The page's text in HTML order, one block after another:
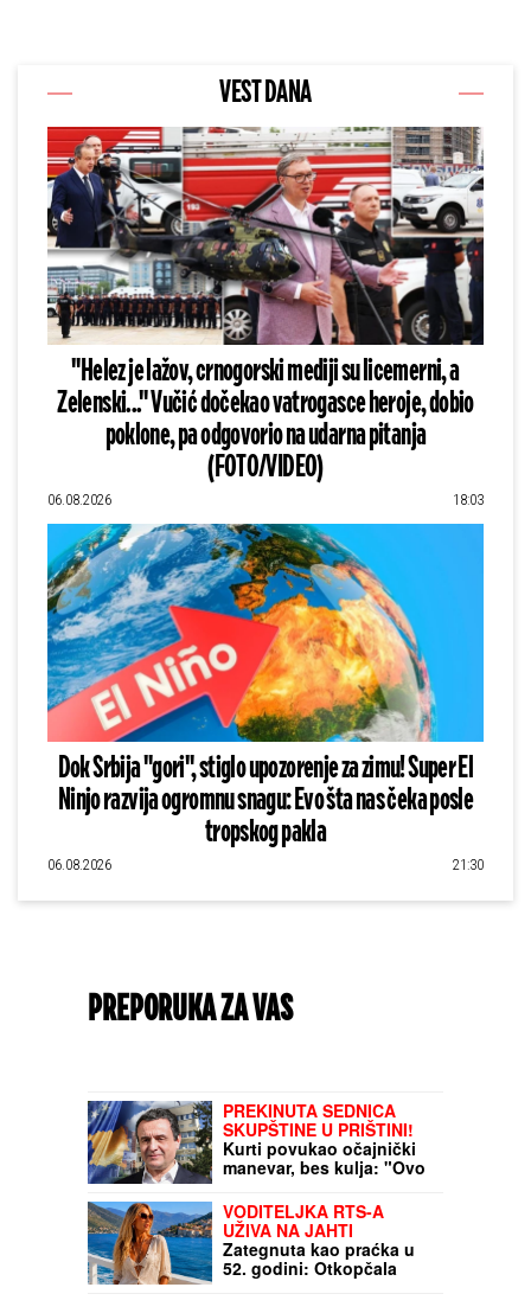
VEST DANA
"Helez je lažov, crnogorski mediji su licemerni, a
Zelenski..." Vučić dočekao vatrogasce heroje, dobio
poklone, pa odgovorio na udarna pitanja
(FOTO/VIDEO)
06.08.2026 18:03
Dok Srbija "gori", stiglo upozorenje za zimu! Super El
Ninjo razvija ogromnu snagu: Evo šta nas čeka posle
tropskog pakla
06.08.2026 21:30
PREPORUKA ZA VAS